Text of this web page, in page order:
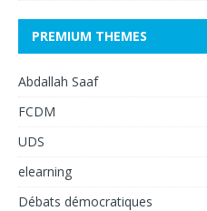
PREMIUM THEMES
Abdallah Saaf
FCDM
UDS
elearning
Débats démocratiques